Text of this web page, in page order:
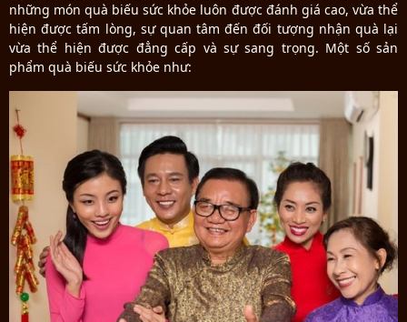
những món quà biếu sức khỏe luôn được đánh giá cao, vừa thể
hiện được tấm lòng, sự quan tâm đến đối tượng nhận quà lại
vừa thể hiện được đẳng cấp và sự sang trọng. Một số sản
phẩm quà biếu sức khỏe như: